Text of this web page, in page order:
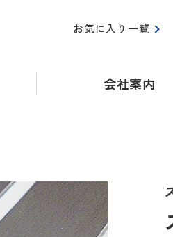
会社案内
お気に入り一覧